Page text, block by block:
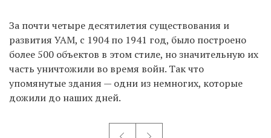
За почти четыре десятилетия существования и
развития УАМ, с 1904 по 1941 год, было построено
более 500 объектов в этом стиле, но значительную их
часть уничтожили во время войн. Так что
упомянутые здания — одни из немногих, которые
дожили до наших дней.